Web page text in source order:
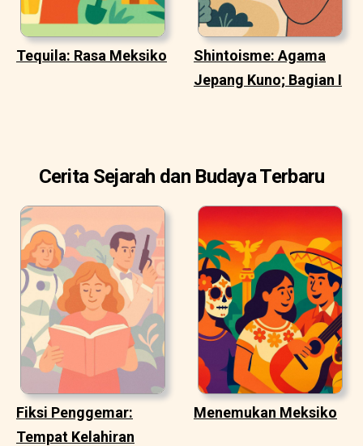
Tequila: Rasa Meksiko
Shintoisme: Agama
Jepang Kuno; Bagian I
Cerita Sejarah dan Budaya Terbaru
Fiksi Penggemar:
Tempat Kelahiran
Menemukan Meksiko